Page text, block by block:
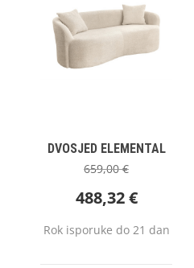
DVOSJED ELEMENTAL
659,00€
488,32€
Rok isporuke do 21 dan